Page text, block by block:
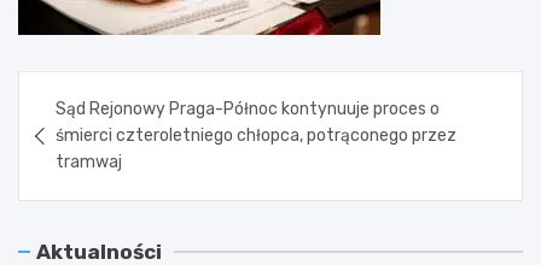
wpisu
Sąd Rejonowy Praga-Północ kontynuuje proces o
śmierci czteroletniego chłopca, potrąconego przez
tramwaj
Aktualności